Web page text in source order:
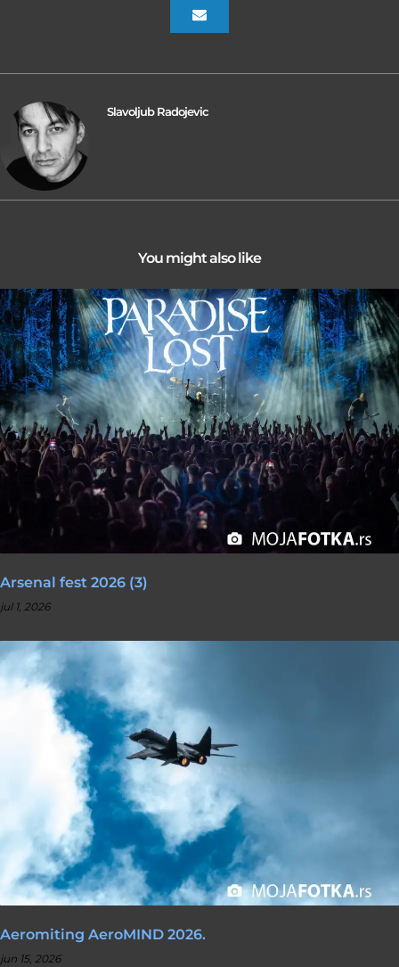
Slavoljub Radojevic
You might also like
Arsenal fest 2026 (3)
jul 1, 2026
Aeromiting AeroMIND 2026.
jun 15, 2026